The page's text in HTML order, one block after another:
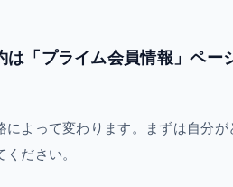
「プライム会員情報」ペー
によって変わります。まずは自分
ださい。